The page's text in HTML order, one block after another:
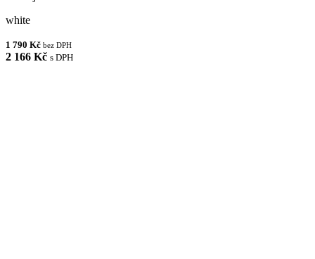
white
1 790 Kč bez DPH
2 166 Kč s DPH